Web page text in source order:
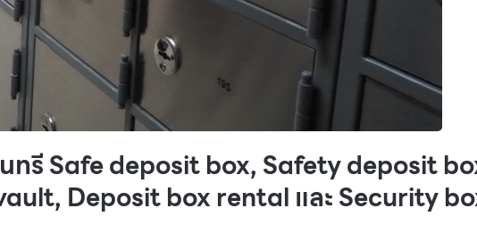
ทรี Safe deposit box, Safety deposit
Deposit box rental และ Security